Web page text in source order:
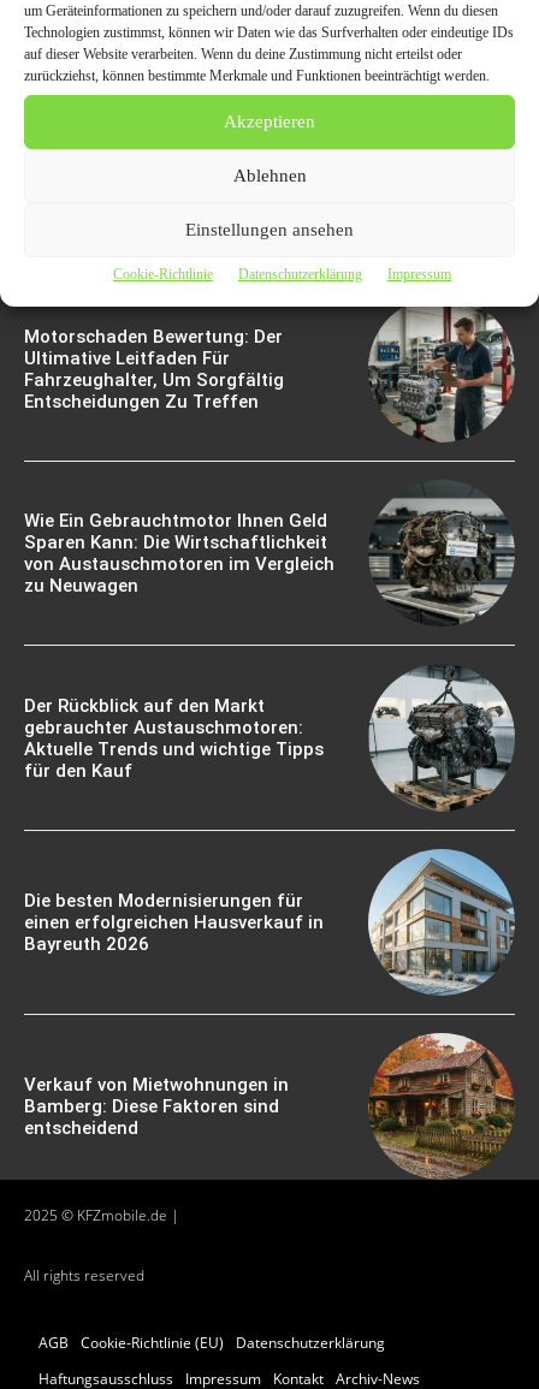
um Geräteinformationen zu speichern und/oder darauf zuzugreifen. Wenn du diesen
Technologien zustimmst, können wir Daten wie das Surfverhalten oder eindeutige IDs
auf dieser Website verarbeiten. Wenn du deine Zustimmung nicht erteilst oder
zurückziehst, können bestimmte Merkmale und Funktionen beeinträchtigt werden.
Akzeptieren
Ablehnen
Einstellungen ansehen
Cookie-Richtlinie Datenschutzerklärung Impressum
Welche Fahrzeuge in Köln
aktuell besonders gefragt
sind – Trends im
Autoankauf 2026
Motorschaden Bewertung: Der
Ultimative Leitfaden Für
Fahrzeughalter, Um Sorgfältig
Entscheidungen Zu Treffen
Wie Ein Gebrauchtmotor Ihnen Geld
Sparen Kann: Die Wirtschaftlichkeit
von Austauschmotoren im Vergleich
zu Neuwagen
Der Rückblick auf den Markt
gebrauchter Austauschmotoren:
Aktuelle Trends und wichtige Tipps
für den Kauf
Die besten Modernisierungen für
einen erfolgreichen Hausverkauf in
Bayreuth 2026
Verkauf von Mietwohnungen in
Bamberg: Diese Faktoren sind
entscheidend
2025 © KFZmobile.de |
All rights reserved
AGB Cookie-Richtlinie (EU)
Datenschutzerklärung
Haftungsausschluss
Impressum Kontakt Archiv-News